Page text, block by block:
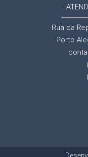
Rua da
Porto